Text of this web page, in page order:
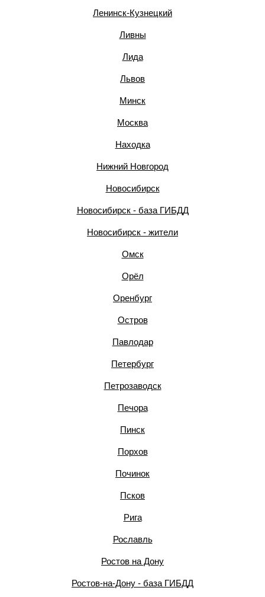
Ленинск-Кузнецкий
Ливны
Лида
Львов
Минск
Москва
Находка
Нижний Новгород
Новосибирск
Новосибирск - база ГИБДД
Новосибирск - жители
Омск
Орёл
Оренбург
Остров
Павлодар
Петербург
Петрозаводск
Печора
Пинск
Порхов
Починок
Псков
Рига
Рославль
Ростов на Дону
Ростов-на-Дону - база ГИБДД